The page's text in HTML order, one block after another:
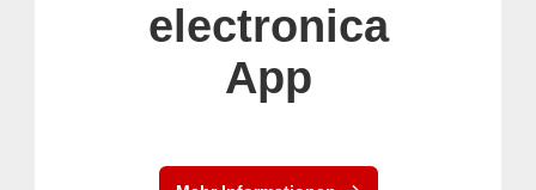
electronica
App